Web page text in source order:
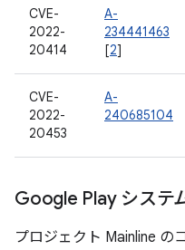
CVE-
2022-
20414
A-
234441463
[2]
CVE-
2022-
20453
A-
240685104
Google Play システ
プロジェクト Mainline の